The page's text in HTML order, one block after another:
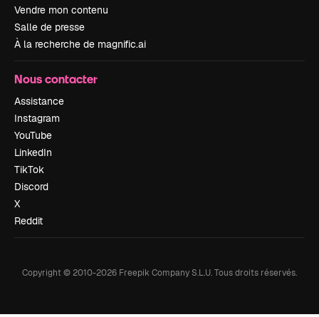
Vendre mon contenu
Salle de presse
À la recherche de magnific.ai
Nous contacter
Assistance
Instagram
YouTube
LinkedIn
TikTok
Discord
X
Reddit
Copyright © 2010-2026 Freepik Company S.L.U.Tous droits réservés.